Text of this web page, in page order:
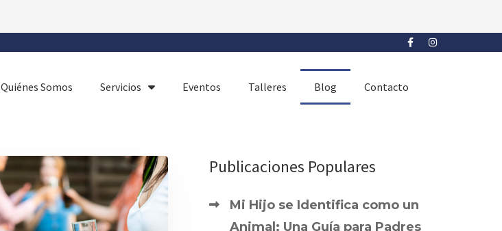
Quiénes Somos Servicios Eventos Talleres Blog Contacto
Publicaciones Populares
Mi Hijo se Identifica como un
Animal: Una Guía para Padres